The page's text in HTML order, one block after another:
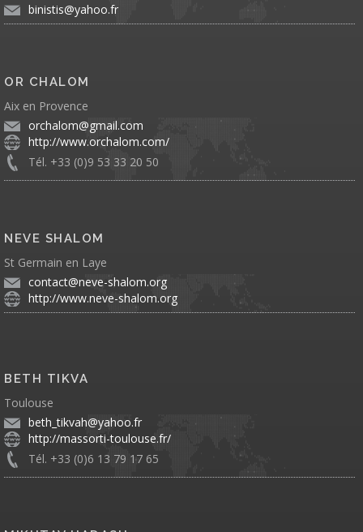
binistis@yahoo.fr
OR CHALOM
Aix en Provence
orchalom@gmail.com
http://www.orchalom.com/
Tél. +33 (0)9 53 33 20 50
NEVE SHALOM
St Germain en Laye
contact@neve-shalom.org
http://www.neve-shalom.org
BETH TIKVA
Toulouse
beth_tikvah@yahoo.fr
http://massorti-toulouse.fr/
Tél. +33 (0)6 13 79 17 65